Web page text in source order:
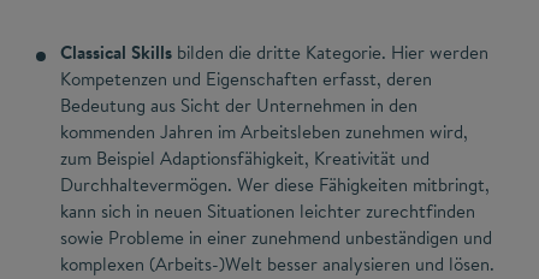
Classical Skills bilden die dritte Kategorie. Hier werden
Kompetenzen und Eigenschaften erfasst, deren
Bedeutung aus Sicht der Unternehmen in den
kommenden Jahren im Arbeitsleben zunehmen wird,
zum Beispiel Adaptionsfähigkeit, Kreativität und
Durchhaltevermögen. Wer diese Fähigkeiten mitbringt,
kann sich in neuen Situationen leichter zurechtfinden
sowie Probleme in einer zunehmend unbeständigen und
komplexen (Arbeits-)Welt besser analysieren und lösen.